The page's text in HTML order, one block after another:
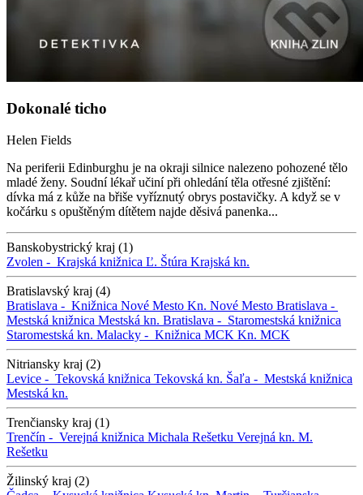
Dokonalé ticho
Helen Fields
Na periferii Edinburghu je na okraji silnice nalezeno pohozené tělo
mladé ženy. Soudní lékař učiní při ohledání těla otřesné zjištění:
dívka má z kůže na břiše vyříznutý obrys postavičky. A když se v
kočárku s opuštěným dítětem najde děsivá panenka...
Banskobystrický kraj (1)
Zvolen - Krajská knižnica Ľ. Štúra Krajská kn.
Bratislavský kraj (4)
Bratislava - Knižnica Nové Mesto Kn. Nové Mesto Bratislava -
Mestská knižnica Mestská kn. Bratislava - Staromestská knižnica
Staromestská kn. Malacky - Knižnica MCK Kn. MCK
Nitriansky kraj (2)
Levice - Tekovská knižnica Tekovská kn. Šaľa - Mestská knižnica
Mestská kn.
Trenčiansky kraj (1)
Trenčín - Verejná knižnica Michala Rešetku Verejná kn. M.
Rešetku
Žilinský kraj (2)